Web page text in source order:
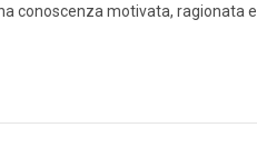
conoscenza motivata, ragionata e